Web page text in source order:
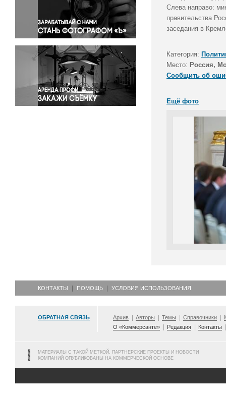
Правосудие
Происшествия и конфликты
Религия
Светская жизнь
Спорт
Экология
Экономика и бизнес
Слева направо:
правительства
заседания в
Категория:
Место: Россия,
Сообщить об
Ещё фото
КОНТАКТЫ ПОМОЩЬ УСЛОВИЯ ИСПОЛЬЗОВАНИЯ
ОБРАТНАЯ СВЯЗЬ Архив Авторы Темы Справочники
О «Коммерсанте»
Редакция Контакты
МАТЕРИАЛЫ С ТАКОЙ МЕТКОЙ, ПАРТНЕРСКИЕ ПРОЕКТЫ И НОВОСТИ
КОМПАНИЙ ОПУБЛИКОВАНЫ НА КОММЕРЧЕСКОЙ ОСНОВЕ